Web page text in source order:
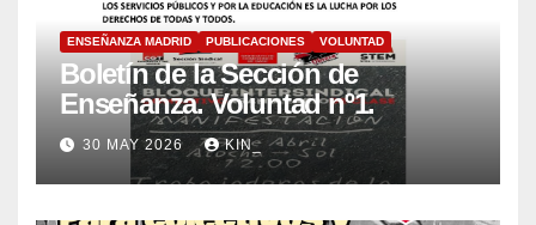
ENSEÑANZA MADRID PUBLICACIONES VOLUNTAD
Boletín de la Sección de
Enseñanza. Voluntad nº1.
30 MAY 2026 KIN_